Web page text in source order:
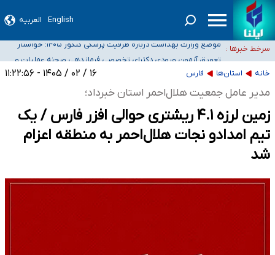
English العربیه
سرخط خبرها :
۴۰ تا ۵۰ روز گرمای نسبی در پیش داریم/ دمای تهران به ۳۸ درجه می‌رسد
اصلاح ظرفیت‌ها هستیم، اما هنوز پاسخ مشخصی نگرفته‌ایم
تعویق آزمون ورودی دکترای تخصصی فرماندهی صحنه عملیات و
دکترای تخصصی جغرافیای نظامی دافوس آجا
خبرنگاران راویان حقیقت با دغدغه نان، مسکن و بیمه
آستانه هشدار
خانه استان‌ها فارس ۱۶ / ۰۲ / ۱۴۰۵ - ۱۱:۲۲:۵۶
مدیر عامل جمعیت هلال‌احمر استان خبرداد؛
زمین لرزه ۴.۱ ریشتری حوالی افزر فارس / یک
تیم امدادو نجات هلال‌احمر به منطقه اعزام
شد